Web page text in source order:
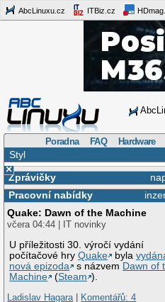
AbcLinuxu.cz ITBiz.cz
Poradna FAQ Hardware
Styl
×
Zprávičky
Pracovní nabídky
Quake: Dawn of the Machine
včera 04:44 | IT novinky
U příležitosti 30. výročí vydání
počítačové hryQuake byla
nová epizoda
s názvem Dawn of
Machine
(Steam ).
Ladislav Hagara| Komentářů: 4